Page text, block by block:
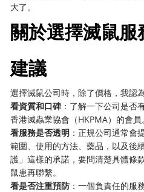
大了。
關於選擇滅鼠
建議
選擇滅鼠公司時，除了價格，我認
看資質和口碑 ：了解一下公司是否
香港滅蟲業協會（HKPMA）的會員
看服務是否透明 ：正規公司通常會
範圍、使用的方法、藥品，以及後
護」這樣的承諾，要問清楚具體條
鼠患再聯繫。
看是否注重預防 ：一個負責任的服